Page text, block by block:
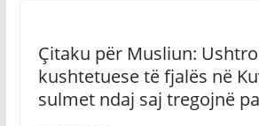
Çitaku për Musliun:
kushtetuese të fjalës në
sulmet ndaj saj tregojnë